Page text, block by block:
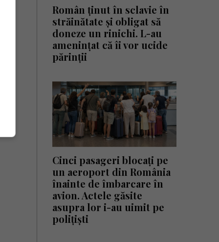
Român ținut în sclavie în
străinătate și obligat să
doneze un rinichi. L-au
amenințat că îi vor ucide
părinții
Cinci pasageri blocați pe
un aeroport din România
înainte de îmbarcare în
avion. Actele găsite
asupra lor i-au uimit pe
polițiști